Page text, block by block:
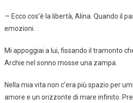
— Ecco cos’è la libertà, Alina. Quando il
emozioni.
Mi appoggiai a lui, fissando il tramonto
Archie nel sonno mosse una zampa.
Nella mia vita non c’era più spazio per
amore e un orizzonte di mare infinito.